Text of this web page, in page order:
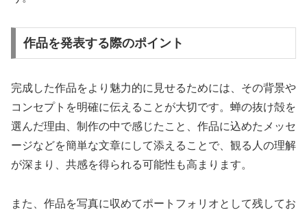
作品を発表する際のポイント
完成した作品をより魅力的に見せるためには、その背景や
コンセプトを明確に伝えることが大切です。蝉の抜け殻を
選んだ理由、制作の中で感じたこと、作品に込めたメッセ
ージなどを簡単な文章にして添えることで、観る人の理解
が深まり、共感を得られる可能性も高まります。
また、作品を写真に収めてポートフォリオとして残してお